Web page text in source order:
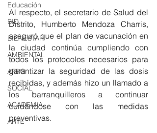
Educación
BID
BIENESTAR
AMBIENTAL
AFRO
SOCIAL
ACADEMIA
ARTE
Al respecto, el secretario de Salud del
Distrito, Humberto Mendoza Charris,
aseguró que el plan de vacunación en
la ciudad continúa cumpliendo con
todos los protocolos necesarios para
garantizar la seguridad de las dosis
recibidas, y además hizo un llamado a
los barranquilleros a continuar
cuidándose con las medidas
preventivas.